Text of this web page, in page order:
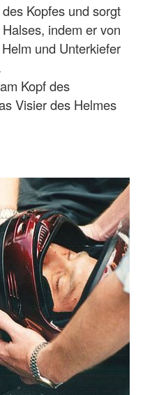
Kopfes und sorgt
indem er von
und Unterkiefer
Kopf des
Visier des Helmes